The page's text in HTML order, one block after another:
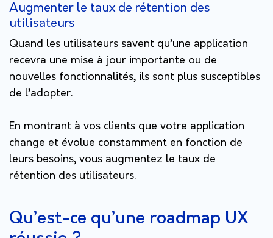
Augmenter le taux de rétention des
utilisateurs
Quand les utilisateurs savent qu’une application
recevra une mise à jour importante ou de
nouvelles fonctionnalités, ils sont plus susceptibles
de l’adopter.
En montrant à vos clients que votre application
change et évolue constamment en fonction de
leurs besoins, vous augmentez le taux de
rétention des utilisateurs.
Qu’est-ce qu’une roadmap UX